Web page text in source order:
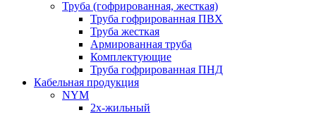
Труба (гофрированная, жесткая)
Труба гофрированная ПВХ
Труба жесткая
Армированная труба
Комплектующие
Труба гофрированная ПНД
Кабельная продукция
NYM
2х-жильный